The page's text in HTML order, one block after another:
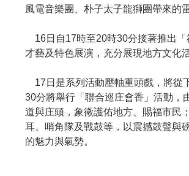
風電音樂團、朴子太子龍獅團帶來的
16日自17時至20時30分接著推出「
才藝及特色展演，充分展現地方文化
17日是系列活動壓軸重頭戲，將從
30分將舉行「聯合巡庄會香」活動，
道與庄頭，象徵護佑地方、賜福市民
耳、哨角隊及戰鼓等，以震撼鼓聲與
的魅力與氣勢。